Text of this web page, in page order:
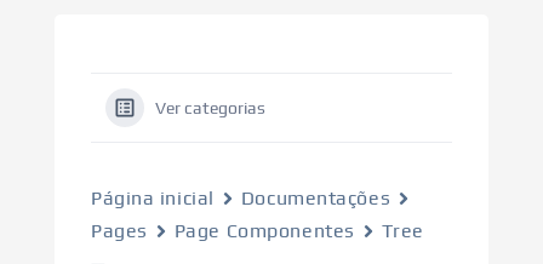
Ver categorias
Página inicial
Documentações
Pages
Page Componentes Tree